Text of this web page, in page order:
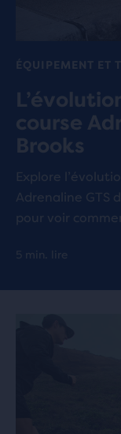
ÉQUIPEMENT ET
course
Brooks
Explore
Adrenaline GTS
pour voir
5 min. lire